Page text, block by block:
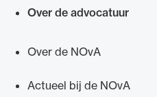
Over de advocatuur
Over de NOvA
Actueel bij de NOvA